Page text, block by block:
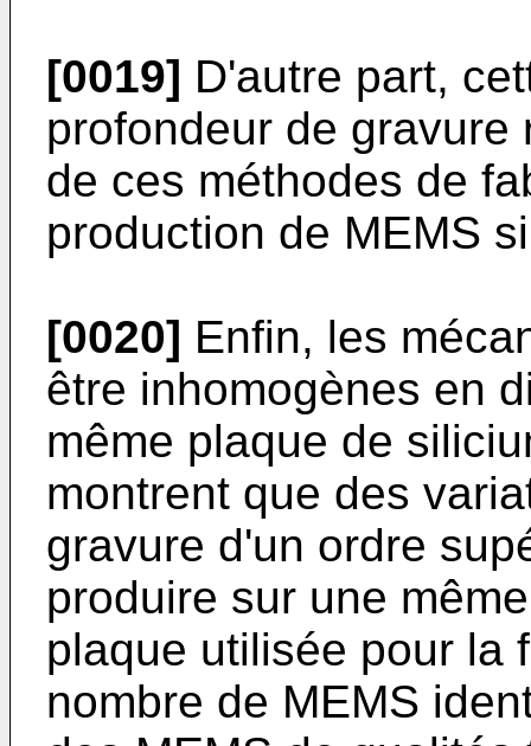
[0019] D'autre part,
profondeur de
de ces méthodes de
production de MEMS
[0020] Enfin, les
être inhomogènes en
même plaque de
montrent que des
gravure d'un ordre
produire sur une
plaque utilisée pour la
nombre de MEMS